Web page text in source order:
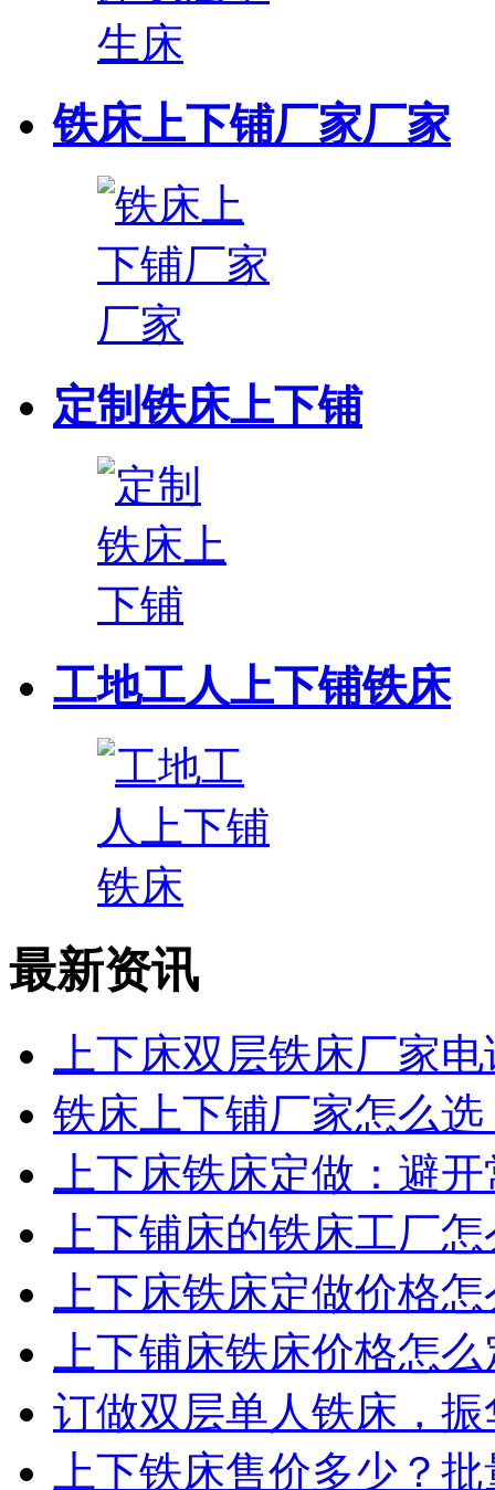
铁床上下铺厂家厂家
定制铁床上下铺
工地工人上下铺铁床
最新资讯
上下床双层铁床厂家
铁床上下铺厂家怎么
上下床铁床定做：避
上下铺床的铁床工厂
上下床铁床定做价格
上下铺床铁床价格怎
订做双层单人铁床，
上下铁床售价多少？